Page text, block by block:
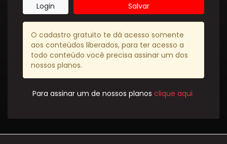
Login Salvar
O cadastro gratuito te dá acesso somente
aos conteúdos liberados, para ter acesso a
todo conteúdo você precisa assinar um dos
nossos planos.
Para assinar um de nossos planos clique aqui